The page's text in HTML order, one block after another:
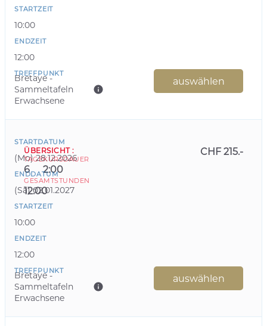
STARTZEIT
10:00
ENDZEIT
12:00
TREFFPUNKT
Bretaye -
Sammeltafeln
Erwachsene
auswählen
STARTDATUM
(Mo) 28.12.2026
ENDDATUM
(Sa) 02.01.2027
STARTZEIT
10:00
ENDZEIT
12:00
TREFFPUNKT
Bretaye -
Sammeltafeln
Erwachsene
ÜBERSICHT :
TAGE
6
KURSDAUER
2:00
GESAMTSTUNDEN
12:00
CHF 215.-
auswählen